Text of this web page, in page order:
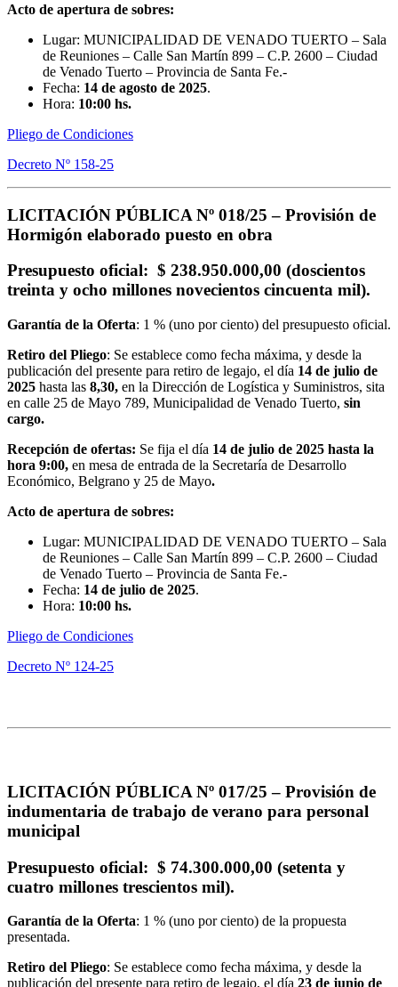
Acto de apertura de sobres:
Lugar: MUNICIPALIDAD DE VENADO TUERTO – Sala
de Reuniones – Calle San Martín 899 – C.P. 2600 – Ciudad
de Venado Tuerto – Provincia de Santa Fe.-
Fecha: 14 de agosto de 2025.
Hora: 10:00 hs.
Pliego de Condiciones
Decreto Nº 158-25
LICITACIÓN PÚBLICA Nº 018/25 – Provisión de
Hormigón elaborado puesto en obra
Presupuesto oficial: $ 238.950.000,00 (doscientos
treinta y ocho millones novecientos cincuenta mil).
Garantía de la Oferta: 1 % (uno por ciento) del presupuesto oficial.
Retiro del Pliego: Se establece como fecha máxima, y desde la
publicación del presente para retiro de legajo, el día 14 de julio de
2025 hasta las 8,30, en la Dirección de Logística y Suministros, sita
en calle 25 de Mayo 789, Municipalidad de Venado Tuerto, sin
cargo.
Recepción de ofertas: Se fija el día 14 de julio de 2025 hasta la
hora 9:00, en mesa de entrada de la Secretaría de Desarrollo
Económico, Belgrano y 25 de Mayo.
Acto de apertura de sobres:
Lugar: MUNICIPALIDAD DE VENADO TUERTO – Sala
de Reuniones – Calle San Martín 899 – C.P. 2600 – Ciudad
de Venado Tuerto – Provincia de Santa Fe.-
Fecha: 14 de julio de 2025.
Hora: 10:00 hs.
Pliego de Condiciones
Decreto Nº 124-25
LICITACIÓN PÚBLICA Nº 017/25 – Provisión de
indumentaria de trabajo de verano para personal
municipal
Presupuesto oficial: $ 74.300.000,00 (setenta y
cuatro millones trescientos mil).
Garantía de la Oferta: 1 % (uno por ciento) de la propuesta
presentada.
Retiro del Pliego: Se establece como fecha máxima, y desde la
publicación del presente para retiro de legajo, el día 23 de junio de